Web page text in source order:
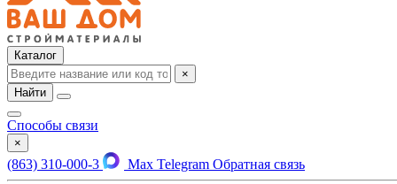
Каталог
×
Найти
Способы связи
×
(863) 310-000-3 Max Telegram Обратная связь